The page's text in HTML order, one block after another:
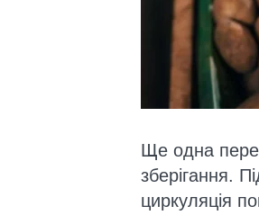
Ще одна
зберігання.
циркуляція